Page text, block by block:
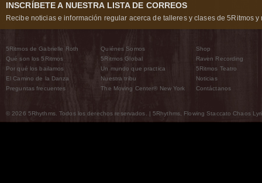
INSCRÍBETE A NUESTRA LISTA DE CORREOS
Recibe noticias e información regular acerca de talleres y clases de 5Ritmos y
5Ritmos de Gabrielle Roth
Qué son los 5Ritmos
Por qué los bailamos
El Camino de la Danza
Preguntas frecuentes
Quiénes Somos
5Ritmos Global
Un mundo que practica
Nuestra tribu
The Moving Center® New York
Shop
Raven Recording
5Ritmos Teatro
Noticias
Contáctanos
© 2026 5Rhythms. Todos los derechos reservados. | 5Rhythms, Flowing Staccato Chaos